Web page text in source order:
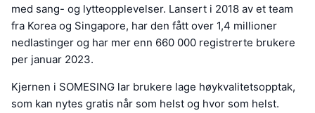
med sang- og lytteopplevelser. Lansert i 2018 av et team
fra Korea og Singapore, har den fått over 1,4 millioner
nedlastinger og har mer enn 660 000 registrerte brukere
per januar 2023.
Kjernen i SOMESING lar brukere lage høykvalitetsopptak,
som kan nytes gratis når som helst og hvor som helst.